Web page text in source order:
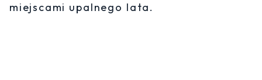
miejscami upalnego lata.